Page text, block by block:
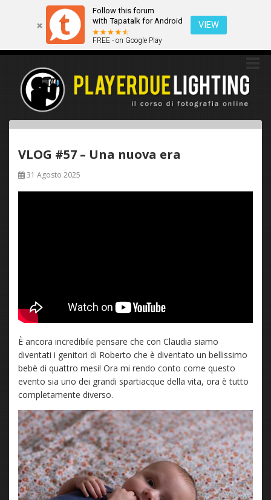
Follow this forum
with Tapatalk for Android
FREE - on Google Play
VIEW
VLOG #57 – Una nuova era
31 Agosto 2025
È ancora incredibile pensare che con Claudia siamo
diventati i genitori di Roberto che è diventato un bellissimo
bebè di quattro mesi! Ora mi rendo conto come questo
evento sia uno dei grandi spartiacque della vita, ora è tutto
completamente diverso.
Questo sito utilizza i cookies. Continuando a navigare tra queste
pagine acconsenti implicitamente all'uso dei cookies.
Ok Scopri di più